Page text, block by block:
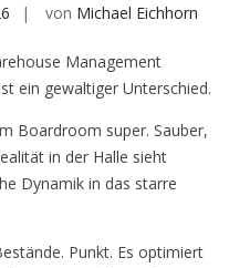
von Michael Eichhorn
Management
ein gewaltiger Unterschied.
Boardroom super. Sauber,
in der Halle sieht
Dynamik in das starre
Punkt. Es optimiert